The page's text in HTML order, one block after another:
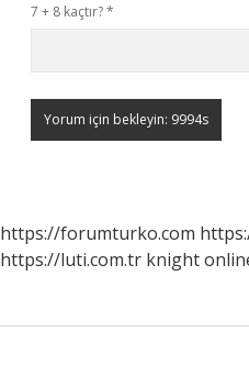
7 + 8 kaçtır?*
https://forumturko.com
https://luti.com.tr knight